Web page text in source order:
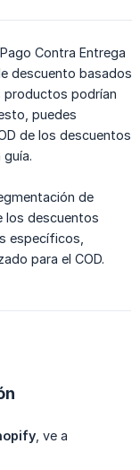
Contra Entrega
descuento basados
productos podrían
puedes
de los descuentos
de
los descuentos
específicos,
para el COD.
, ve a